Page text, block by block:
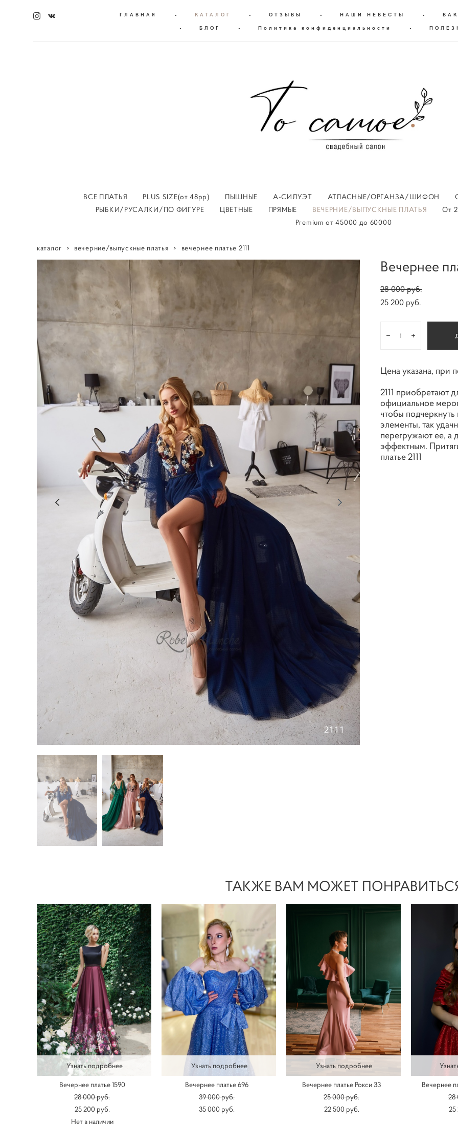
ГЛАВНАЯ • КАТАЛОГ • ОТЗЫВЫ • НАШИ НЕВЕСТЫ •
•
БЛОГ • Политика конфиденциальности •
ВСЕ ПЛАТЬЯ PLUS SIZE(от 48рр) ПЫШНЫЕ А-СИЛУЭТ АТЛАСНЫЕ/ОРГАНЗА/ШИФОН
РЫБКИ/РУСАЛКИ/ПО ФИГУРЕ
ЦВЕТНЫЕ ПРЯМЫЕ ВЕЧЕРНИЕ/ВЫПУСКНЫЕ ПЛАТЬЯ
От
Premium oт 45000 до 60000
каталог > вечерние/выпускные платья > вечернее платье 2111
Вечернее
28 000 pуб.
25 200 pуб.
Цена указана, при
2111 приобретают
официальное
чтобы
элементы, так
перегружают ее, а
эффектным.
платье 2111
ТАКЖЕ ВАМ МОЖЕТ
Узнать подробнее
Вечернее платье 1590
28 000 pуб.
25 200 pуб.
Нет в наличии
Узнать подробнее
Вечернее платье 696
39 000 pуб.
35 000 pуб.
Узнать подробнее
Вечернее платье Рокси 33
25 000 pуб.
22 500 pуб.
Вечернее
28
25